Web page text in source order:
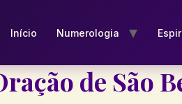
Início Numerologia
de São